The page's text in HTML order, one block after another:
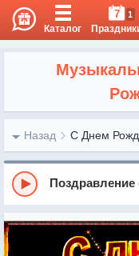
Каталог
7 1
Назад С Днем